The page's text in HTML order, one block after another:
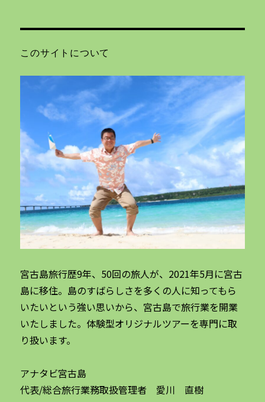
このサイトについて
宮古島旅行歴9年、50回の旅人が、2021年5月に宮古
島に移住。島のすばらしさを多くの人に知ってもら
いたいという強い思いから、宮古島で旅行業を開業
いたしました。体験型オリジナルツアーを専門に取
り扱います。
アナタビ宮古島
代表/総合旅行業務取扱管理者 愛川 直樹